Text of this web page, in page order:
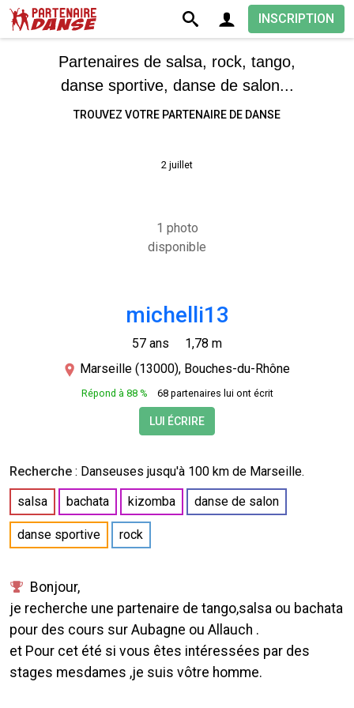
INSCRIPTION
Partenaires de salsa, rock, tango,
danse sportive, danse de salon...
TROUVEZ VOTRE PARTENAIRE DE DANSE
2 juillet
1 photo
disponible
michelli13
57 ans
1,78 m
Marseille (13000), Bouches-du-Rhône
Répond à 88 % 68 partenaires lui ont écrit
LUI ÉCRIRE
Recherche : Danseuses jusqu'à 100 km de Marseille.
salsa
bachata kizomba danse de salon
danse sportive rock
Bonjour,
je recherche une partenaire de tango,salsa ou bachata
pour des cours sur Aubagne ou Allauch .
et Pour cet été si vous êtes intéressées par des
stages mesdames ,je suis vôtre homme.